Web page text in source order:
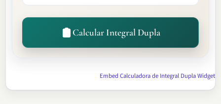
Calcular Integral Dupla
Embed Calculadora de Integral Dupla Widget